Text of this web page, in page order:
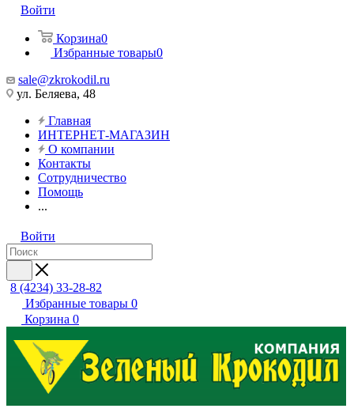
Войти
Корзина0
Избранные товары0
sale@zkrokodil.ru
ул. Беляева, 48
Главная
ИНТЕРНЕТ-МАГАЗИН
О компании
Контакты
Сотрудничество
Помощь
...
Войти
8 (4234) 33-28-82
Избранные товары 0
Корзина 0